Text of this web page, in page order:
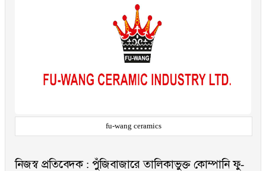
fu-wang ceramics
নিজস্ব প্রতিবেদক : পুঁজিবাজারে তালিকাভুক্ত কোম্পানি ফু-